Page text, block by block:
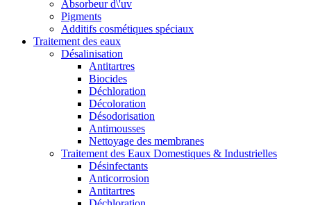
Absorbeur d\'uv
Pigments
Additifs cosmétiques spéciaux
Traitement des eaux
Désalinisation
Antitartres
Biocides
Déchloration
Décoloration
Désodorisation
Antimousses
Nettoyage des membranes
Traitement des Eaux Domestiques & Industrielles
Désinfectants
Anticorrosion
Antitartres